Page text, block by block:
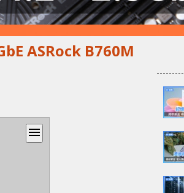
ASRock B760M
menu